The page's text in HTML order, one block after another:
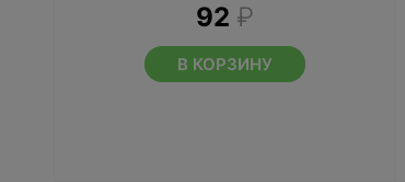
92 ₽
В КОРЗИНУ